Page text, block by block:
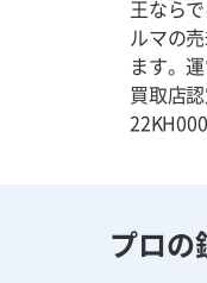
王なら
ルマの
ます。
買取店
プロの